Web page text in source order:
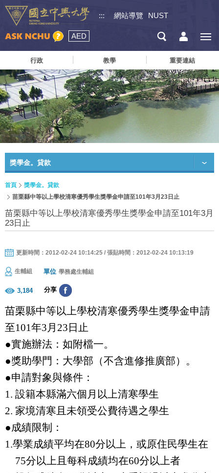
::: 網站導覽 NUST
AED
行政 教學 重要連結
獎學金。貸款
首頁
獎學金。貸款
苗栗縣中等以上學校清寒優秀學生獎學金申請至101年3月23日止
苗栗縣中等以上學校清寒優秀學生獎學金申請至101年3月
23日止
更新時間：2012-02-24 10:14:25 / 張貼時間：2012-02-24 10:13:19
生輔組 單位 學務處生輔組
3,184 分享
苗栗縣中等以上學校清寒優秀學生獎學金申請
至101年3 月 23 日止
●實施辦法：如附檔一。
●獎助學門：大學部（不含進修推廣部）。
●申請對象與條件：
1. 設籍本縣滿六個月以上清寒學生
2. 家境清寒且未領受公費待遇之學生
●成績限制：
1.學業成績平均在80分以上，或原住民學生在
75分以上且每科成績均在60分以上者